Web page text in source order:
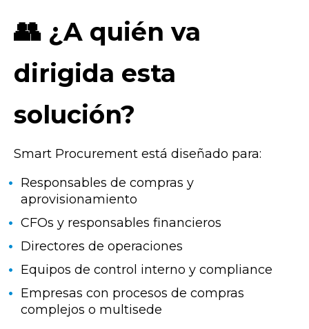
👥 ¿A quién va
dirigida esta
solución?
Smart Procurement está diseñado para:
Responsables de compras y
aprovisionamiento
CFOs y responsables financieros
Directores de operaciones
Equipos de control interno y compliance
Empresas con procesos de compras
complejos o multisede